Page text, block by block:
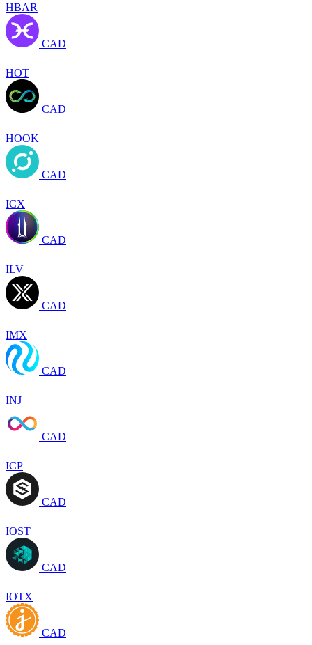
HBAR
CAD
HOT
CAD
HOOK
CAD
ICX
CAD
ILV
CAD
IMX
CAD
INJ
CAD
ICP
CAD
IOST
CAD
IOTX
CAD